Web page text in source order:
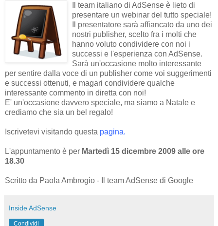
Il team italiano di AdSense è lieto di
presentare un webinar del tutto speciale!
Il presentatore sarà affiancato da uno dei
nostri publisher, scelto fra i molti che
hanno voluto condividere con noi i
successi e l'esperienza con AdSense.
Sarà un'occasione molto interessante
per sentire dalla voce di un publisher come voi suggerimenti
e successi ottenuti, e magari condividere qualche
interessante commento in diretta con noi!
E' un'occasione davvero speciale, ma siamo a Natale e
crediamo che sia un bel regalo!
Iscrivetevi visitando questa pagina.
L'appuntamento è per Martedì 15 dicembre 2009 alle ore
18.30
Scritto da Paola Ambrogio - Il team AdSense di Google
Inside AdSense
Condividi